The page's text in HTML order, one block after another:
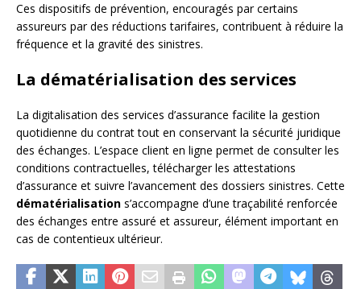
Ces dispositifs de prévention, encouragés par certains
assureurs par des réductions tarifaires, contribuent à réduire la
fréquence et la gravité des sinistres.
La dématérialisation des services
La digitalisation des services d’assurance facilite la gestion
quotidienne du contrat tout en conservant la sécurité juridique
des échanges. L’espace client en ligne permet de consulter les
conditions contractuelles, télécharger les attestations
d’assurance et suivre l’avancement des dossiers sinistres. Cette
dématérialisation s’accompagne d’une traçabilité renforcée
des échanges entre assuré et assureur, élément important en
cas de contentieux ultérieur.